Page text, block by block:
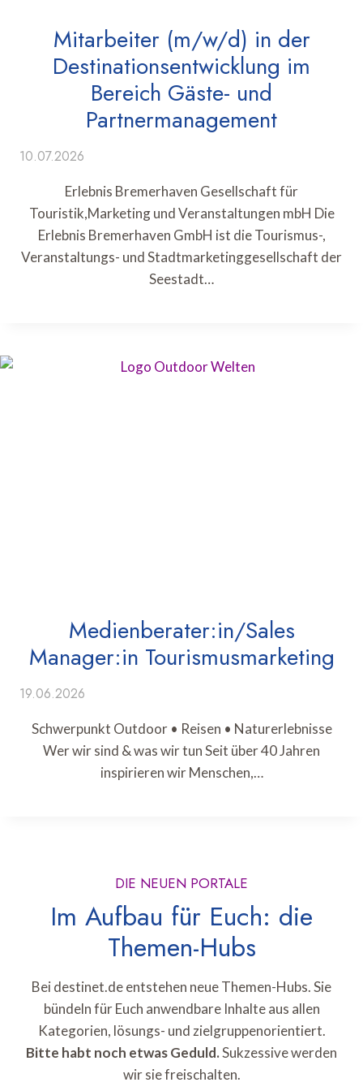
Mitarbeiter (m/w/d) in der
Destinationsentwicklung im
Bereich Gäste- und
Partnermanagement
10.07.2026
Erlebnis Bremerhaven Gesellschaft für
Touristik,Marketing und Veranstaltungen mbH Die
Erlebnis Bremerhaven GmbH ist die Tourismus-,
Veranstaltungs- und Stadtmarketinggesellschaft der
Seestadt…
Medienberater:in/Sales
Manager:in Tourismusmarketing
19.06.2026
Schwerpunkt Outdoor • Reisen • Naturerlebnisse
Wer wir sind & was wir tun Seit über 40 Jahren
inspirieren wir Menschen,…
DIE NEUEN PORTALE
Im Aufbau für Euch: die
Themen-Hubs
Bei destinet.de entstehen neue Themen-Hubs. Sie
bündeln für Euch anwendbare Inhalte aus allen
Kategorien, lösungs- und zielgruppenorientiert.
Bitte habt noch etwas Geduld.Sukzessive werden
wir sie freischalten.